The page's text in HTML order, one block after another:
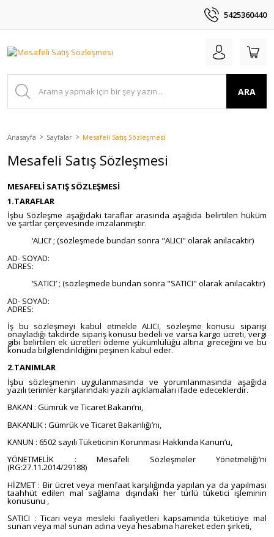
5425360440
ARA
Anasayfa Sayfalar Mesafeli Satış Sözleşmesi
Mesafeli Satış Sözleşmesi
MESAFELİ SATIŞ SÖZLEŞMESİ
1.TARAFLAR
İşbu Sözleşme aşağıdaki taraflar arasında aşağıda belirtilen hüküm
ve şartlar çerçevesinde imzalanmıştır.
‘ALICI’ ; (sözleşmede bundan sonra "ALICI" olarak anılacaktır)
AD- SOYAD:
ADRES:
‘SATICI’ ; (sözleşmede bundan sonra "SATICI" olarak anılacaktır)
AD- SOYAD:
ADRES:
İş bu sözleşmeyi kabul etmekle ALICI, sözleşme konusu siparişi
onayladığı takdirde sipariş konusu bedeli ve varsa kargo ücreti, vergi
gibi belirtilen ek ücretleri ödeme yükümlülüğü altına gireceğini ve bu
konuda bilgilendirildiğini peşinen kabul eder.
2.TANIMLAR
İşbu sözleşmenin uygulanmasında ve yorumlanmasında aşağıda
yazılı terimler karşılarındaki yazılı açıklamaları ifade edeceklerdir.
BAKAN : Gümrük ve Ticaret Bakanı’nı,
BAKANLIK : Gümrük ve Ticaret Bakanlığı’nı,
KANUN : 6502 sayılı Tüketicinin Korunması Hakkında Kanun’u,
YÖNETMELİK : Mesafeli Sözleşmeler Yönetmeliği’ni
(RG:27.11.2014/29188)
HİZMET : Bir ücret veya menfaat karşılığında yapılan ya da yapılması
taahhüt edilen mal sağlama dışındaki her türlü tüketici işleminin
konusunu ,
SATICI : Ticari veya mesleki faaliyetleri kapsamında tüketiciye mal
sunan veya mal sunan adına veya hesabına hareket eden şirketi,